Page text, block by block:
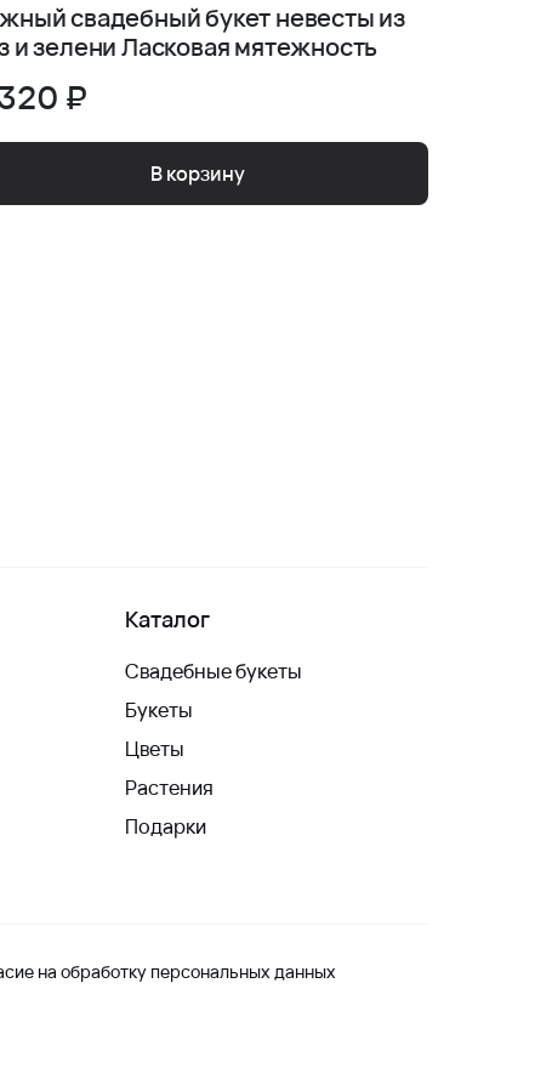
свадебный букет невесты из
и зелени Ласковая мятежность
₽
В корзину
Каталог
Свадебные букеты
Букеты
Цветы
Растения
Подарки
на обработку персональных данных